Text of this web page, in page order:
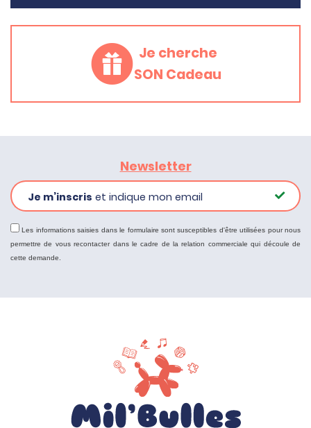
Je cherche
SON Cadeau
Newsletter
Je m’inscris et indique mon email
Les informations saisies dans le formulaire sont susceptibles d'être utilisées pour nous
permettre de vous recontacter dans le cadre de la relation commerciale qui découle de
cette demande.